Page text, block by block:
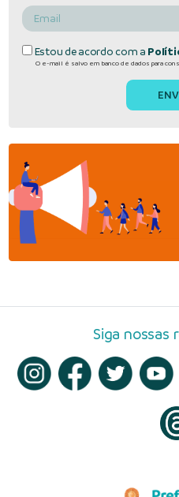
Estou de acordo com a
O e-mail é salvo em banco de dados para
Siga nossas